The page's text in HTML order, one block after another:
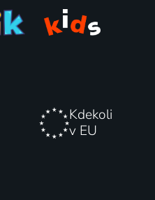
Kdekoli
v EU